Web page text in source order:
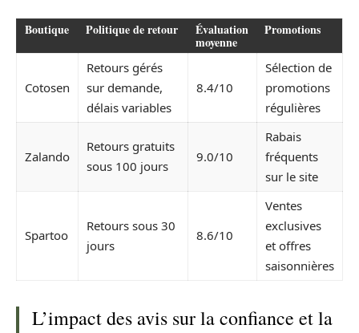
Boutique Politique de retour Évaluation
moyenne
Promotions
Cotosen
Retours gérés
sur demande,
délais variables
8.4/10
Sélection de
promotions
régulières
Zalando
Retours gratuits
sous 100 jours
9.0/10
Rabais
fréquents
sur le site
Spartoo
Retours sous 30
jours
8.6/10
Ventes
exclusives
et offres
saisonnières
L’impact des avis sur la confiance et la